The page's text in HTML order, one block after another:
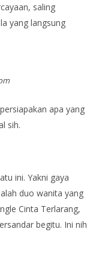
saling
yang langsung
apa yang
sih.
ini. Yakni gaya
duo wanita yang
Cinta Terlarang,
begitu. Ini nih